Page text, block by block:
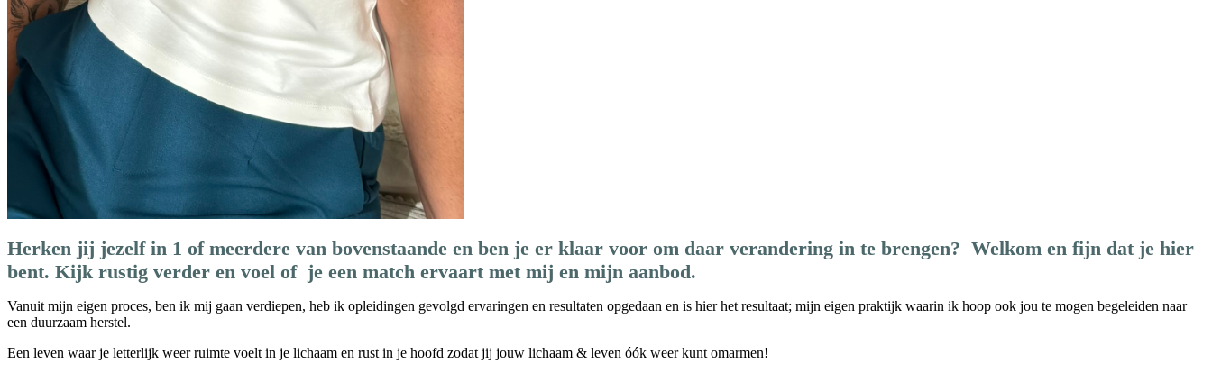
Herken jij jezelf in 1 of meerdere van bovenstaande en ben je er klaar voor om daar verandering in te brengen? Welkom en fijn dat je hier
bent. Kijk rustig verder en voel of je een match ervaart met mij en mijn aanbod.
Vanuit mijn eigen proces, ben ik mij gaan verdiepen, heb ik opleidingen gevolgd ervaringen en resultaten opgedaan en is hier het resultaat; mijn eigen praktijk waarin ik hoop ook jou te mogen begeleiden naar
een duurzaam herstel.
Een leven waar je letterlijk weer ruimte voelt in je lichaam en rust in je hoofd zodat jij jouw lichaam & leven óók weer kunt omarmen!